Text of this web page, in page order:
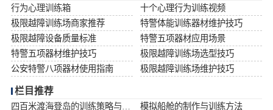
行为心理训练箱
十个心理行为训练视频
极限越障训练场商家推荐
特警体能训练器材维护技巧
极限越障设备质量标准
特警五项器材应用场景
特警五项器材维护技巧
极限越障训练场选型技巧
公安特警八项器材使用指南
极限越障训练场维护技巧
栏目推荐
模拟船舱的制作与训练方法